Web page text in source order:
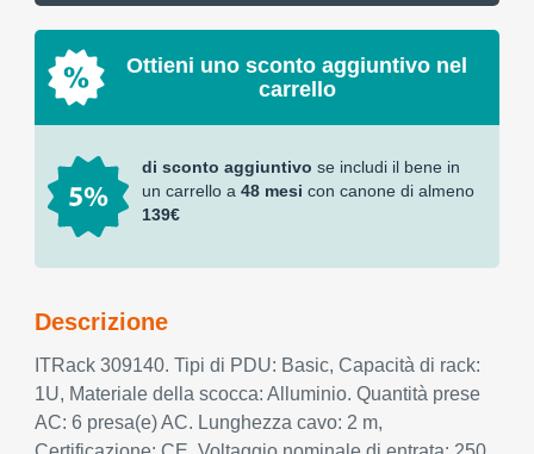
Ottieni uno sconto aggiuntivo nel
carrello
di sconto aggiuntivo se includi il bene in
un carrello a 48 mesi con canone di almeno
139€
Descrizione
ITRack 309140. Tipi di PDU: Basic, Capacità di rack:
1U, Materiale della scocca: Alluminio. Quantità prese
AC: 6 presa(e) AC. Lunghezza cavo: 2 m,